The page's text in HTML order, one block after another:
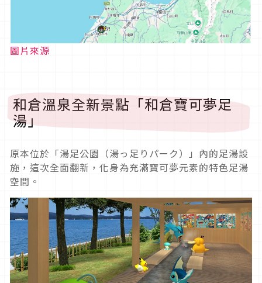
圖片來源
和倉溫泉全新景點「和倉寶可夢足
湯」
原本位於「湯足公園（湯っ足りパーク）」內的足湯設
施，這次全面翻新，化身為充滿寶可夢元素的特色足湯
空間。